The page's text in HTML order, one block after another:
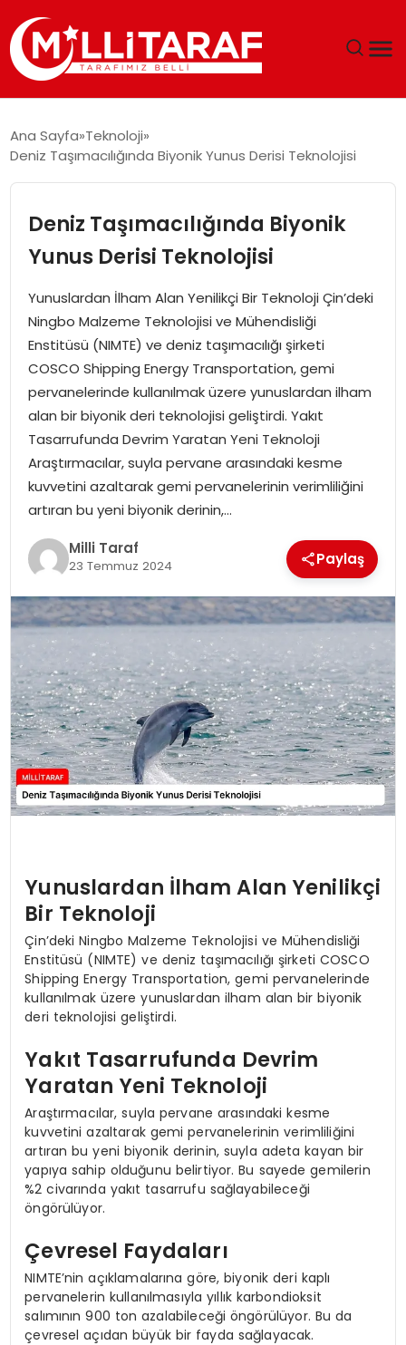
ÖZEL SAYFALAR
TEKNOLOJI
EKONOMI
SPOR
SIYASET
MAGAZIN
Ana Sayfa Teknoloji
Deniz Taşımacılığında Biyonik Yunus Derisi Teknolojisi
Deniz Taşımacılığında Biyonik
Yunus Derisi Teknolojisi
Yunuslardan İlham Alan Yenilikçi Bir Teknoloji Çin’deki
Ningbo Malzeme Teknolojisi ve Mühendisliği
Enstitüsü (NIMTE) ve deniz taşımacılığı şirketi
COSCO Shipping Energy Transportation, gemi
pervanelerinde kullanılmak üzere yunuslardan ilham
alan bir biyonik deri teknolojisi geliştirdi. Yakıt
Tasarrufunda Devrim Yaratan Yeni Teknoloji
Araştırmacılar, suyla pervane arasındaki kesme
kuvvetini azaltarak gemi pervanelerinin verimliliğini
artıran bu yeni biyonik derinin,…
Milli Taraf
23 Temmuz 2024 Paylaş
Yunuslardan İlham Alan Yenilikçi
Bir Teknoloji
Çin’deki Ningbo Malzeme Teknolojisi ve Mühendisliği
Enstitüsü (NIMTE) ve deniz taşımacılığı şirketi COSCO
Shipping Energy Transportation, gemi pervanelerinde
kullanılmak üzere yunuslardan ilham alan bir biyonik
deri teknolojisi geliştirdi.
Yakıt Tasarrufunda Devrim
Yaratan Yeni Teknoloji
Araştırmacılar, suyla pervane arasındaki kesme
kuvvetini azaltarak gemi pervanelerinin verimliliğini
artıran bu yeni biyonik derinin, suyla adeta kayan bir
yapıya sahip olduğunu belirtiyor. Bu sayede gemilerin
%2 civarında yakıt tasarrufu sağlayabileceği
öngörülüyor.
Çevresel Faydaları
NIMTE’nin açıklamalarına göre, biyonik deri kaplı
pervanelerin kullanılmasıyla yıllık karbondioksit
salımının 900 ton azalabileceği öngörülüyor. Bu da
çevresel açıdan büyük bir fayda sağlayacak.